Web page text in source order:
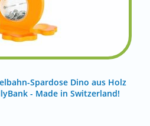
Spardose Dino aus Holz
- Made in Switzerland!